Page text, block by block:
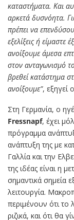
καταστήματα. Και
αρκετά δυσνόητα.
πρέπει να
εξελίξεις ή
ανοίξουμε άμεσα
στον ανταγωνισμό
βρεθεί κατάστημα
ανοίξουμε”, εξηγεί
Στη Γερμανία, ο
Fressnapf, έχει
πρόγραμμα
ανάπτυξη της με
Γαλλία και την
της ιδέας είναι η
σημαντικά σημεία
λειτουργία.
περιμένουν ότι το
ριζικά, και ότι θα